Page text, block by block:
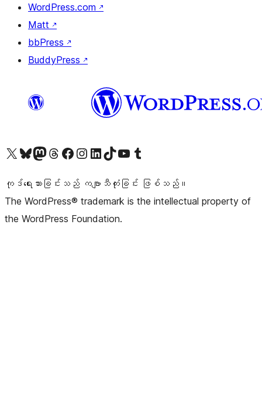
WordPress.com ↗
Matt ↗
bbPress ↗
BuddyPress ↗
ကျွန်ုပ်တို့၏ X (ယခင် Twitter) အကောင့်သို့ သွားရောက်ကြည့်ရှုပါကျွန်ုပ်တို့၏ Bluesky အကောင့်သို့ ဝင်ရောက်ကြည့်ရှုရန်
ကျွန်ုပ်တို့၏ Mastodon အကောင့်သို့ သွားရောက်ကြည့်ရှုပါကျွန်ုပ်တို့၏ Threads အကောင့်သို့ ဝင်ရောက်ကြည့်ရှုရန်
ကျွန်ုပ်တို့၏ Facebook စာမျက်နှာသို့ သွားရောက်ကြည့်ရှုပါကျွန်ုပ်တို့၏ Instagram အကောင့်သို့ သွားရောက်ကြည့်ရှုပါ ကျွန်ုပ်တို့၏ LinkedIn အကောင့်သို့ သွားရောက်ကြည့်ရှုပါကျွန်ုပ်တို့၏ TikTok အကောင့်သို့ ဝင်ရောက်ကြည့်ရှုရန်
ကျွန်ုပ်တို့၏ YouTube ချန်နယ်သို့ သွားရောက်ကြည့်ရှုပါ ကျွန်ုပ်တို့၏ Tumblr အကောင့်သို့ ဝင်ရောက်ကြည့်ရှုရန်
ကုဒ်ရေးသားခြင်းသည် ကဗျာသီကုံးခြင်း ဖြစ်သည်။
The WordPress® trademark is the intellectual property of
the WordPress Foundation.